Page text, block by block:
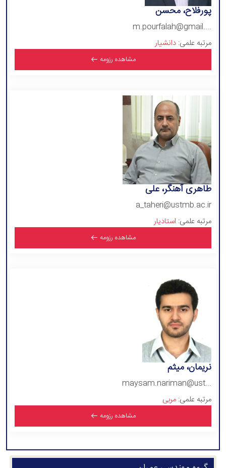
پورفلاح، محسن
m.pourfalah@gmail....
مرتبه علمی: دانشیار
مشاهده رزومه
طاهری آهنگر، علی
a_taheri@ustmb.ac.ir
مرتبه علمی: استادیار
مشاهده رزومه
نریمان، میثم
maysam.nariman@ust...
مرتبه علمی: مربی
مشاهده رزومه